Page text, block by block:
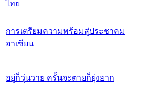
ไทย
การเตรียมความพร้อมสู่ประชาคม
อาเซียน
อยู่ก็วุ่นวาย ครั้นจะตายก็ยุ่งยาก